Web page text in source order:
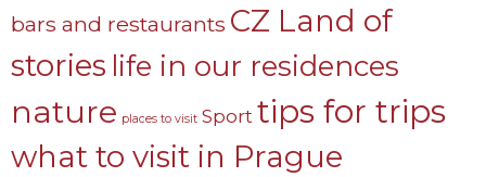
bars and restaurants CZ Land of
stories life in our residences
nature places to visit Sport tips for trips
what to visit in Prague